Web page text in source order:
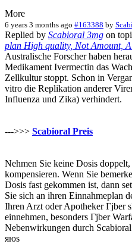
More
6 years 3 months ago #163388 by
Replied by Scabioral 3mg on
plan High quality, Not Amount,
Australische Forscher haben
Medikament Ivermectin das
Zellkultur stoppt. Schon in
vitro die Replikation anderer
Influenza und Zika) verhindert.
--->>> Scabioral Preis
Nehmen Sie keine Dosis
kompensieren. Wenn Sie
Dosis fast gekommen ist, dann
Sie sich an ihren Einnahmeplan
Ihren Arzt oder Apotheker Гјber
einnehmen, besonders Гјber
Nebenwirkungen durch
яюs